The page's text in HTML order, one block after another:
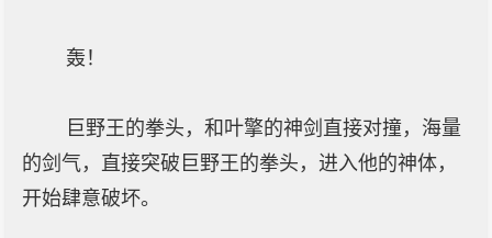
轰！
巨野王的拳头，和叶擎的神剑直接对撞，海量
的剑气，直接突破巨野王的拳头，进入他的神体，
开始肆意破坏。